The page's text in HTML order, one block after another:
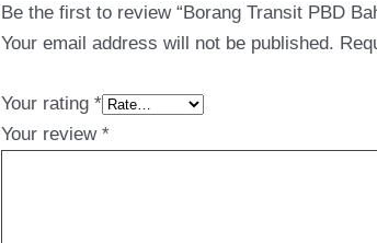
Be the first to review “Borang Transit PBD
Your email address will not be published.
Your rating*
Your review*